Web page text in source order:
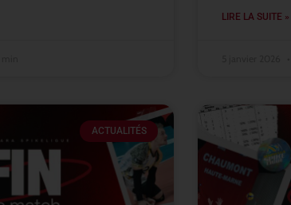
LIRE LA SUITE »
ACTUALITÉS